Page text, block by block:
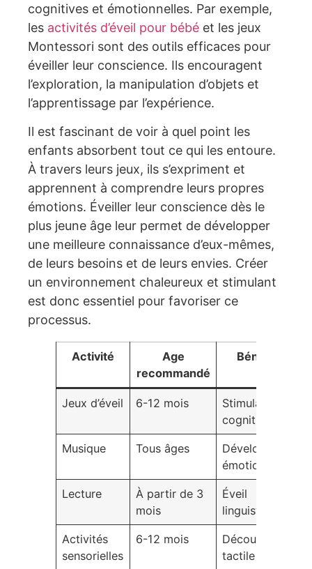
cognitives et émotionnelles. Par exemple,
les activités d’éveil pour bébé et les jeux
Montessori sont des outils efficaces pour
éveiller leur conscience. Ils encouragent
l’exploration, la manipulation d’objets et
l’apprentissage par l’expérience.
Il est fascinant de voir à quel point les
enfants absorbent tout ce qui les entoure.
À travers leurs jeux, ils s’expriment et
apprennent à comprendre leurs propres
émotions. Éveiller leur conscience dès le
plus jeune âge leur permet de développer
une meilleure connaissance d’eux-mêmes,
de leurs besoins et de leurs envies. Créer
un environnement chaleureux et stimulant
est donc essentiel pour favoriser ce
processus.
Activité
Age
recommandé
Bénéfices
Jeux d’éveil 6-12 mois
Stimulation
cognitive
Musique Tous âges
Développement
émotionnel
Lecture
À partir de 3
mois
Éveil
linguistique
Activités
sensorielles
6-12 mois
Découverte
tactile